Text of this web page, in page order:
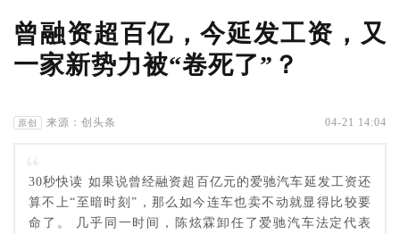
曾融资超百亿，今延发工资，又
一家新势力被“卷死了”？
原创 来源：创头条 04-21 14:04
30秒快读 如果说曾经融资超百亿元的爱驰汽车延发工资还
算不上“至暗时刻”，那么如今连车也卖不动就显得比较要
命了。 几乎同一时间，陈炫霖卸任了爱驰汽车法定代表